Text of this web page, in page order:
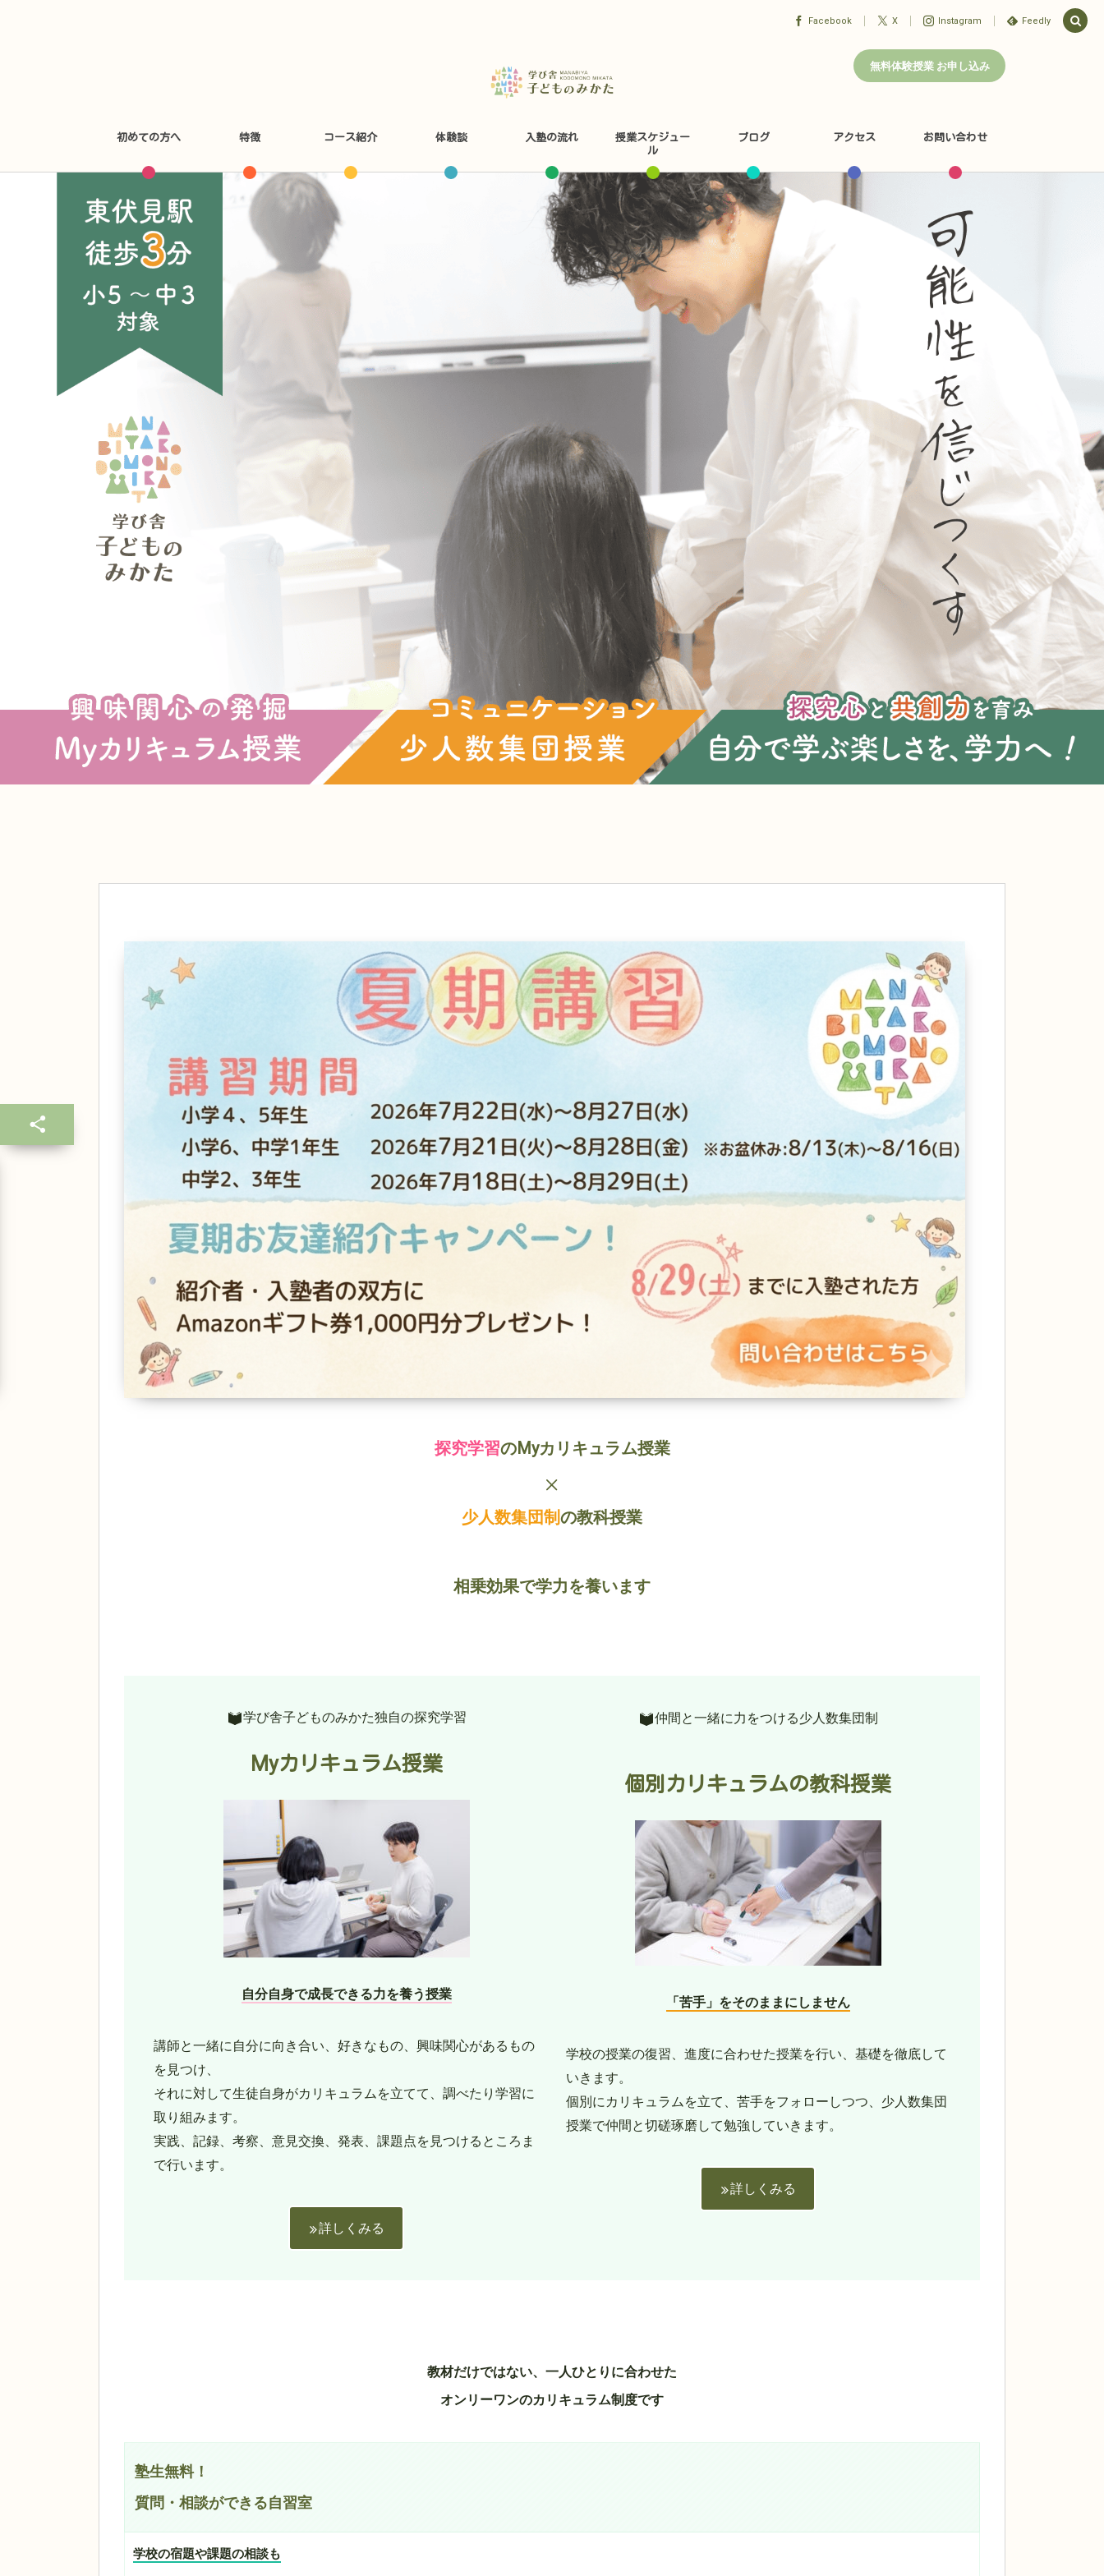
Facebook X Instagram Feedly
無料体験授業 お申し込み
初めての方へ 特徴 コース紹介 体験談 入塾の流れ
授業スケジュー
ル
ブログ アクセス お問い合わせ
探究学習のMyカリキュラム授業
少人数集団制の教科授業
相乗効果で学力を養います
学び舎子どものみかた独自の探究学習
Myカリキュラム授業
自分自身で成長できる力を養う授業
講師と一緒に自分に向き合い、好きなもの、興味関心があるもの
を見つけ、
それに対して生徒自身がカリキュラムを立てて、調べたり学習に
取り組みます。
実践、記録、考察、意見交換、発表、課題点を見つけるところま
で行います。
詳しくみる
仲間と一緒に力をつける少人数集団制
個別カリキュラムの教科授業
「苦手」をそのままにしません
学校の授業の復習、進度に合わせた授業を行い、基礎を徹底して
いきます。
個別にカリキュラムを立て、苦手をフォローしつつ、少人数集団
授業で仲間と切磋琢磨して勉強していきます。
詳しくみる
教材だけではない、一人ひとりに合わせた
オンリーワンのカリキュラム制度です
塾生無料！
質問・相談ができる自習室
学校の宿題や課題の相談も